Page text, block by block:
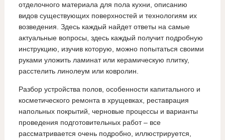
отделочного материала для пола кухни, описанию
видов существующих поверхностей и технологиям их
возведения. Здесь каждый найдет ответы на самые
актуальные вопросы, здесь каждый получит подробную
инструкцию, изучив которую, можно попытаться своими
руками уложить ламинат или керамическую плитку,
расстелить линолеум или ковролин.
Разбор устройства полов, особенности капитального и
косметического ремонта в хрущевках, реставрация
напольных покрытий, черновые процессы и варианты
проведения подготовительных работ – все
рассматривается очень подробно, иллюстрируется,